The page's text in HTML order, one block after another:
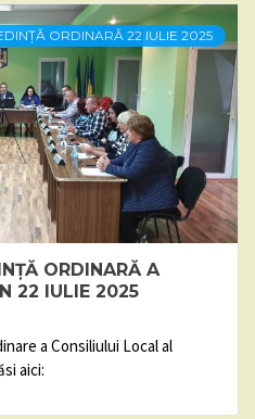
ORDINARĂ 22 IULIE 2025
ORDINARĂ A
22 IULIE 2025
a Consiliului Local al
aici: